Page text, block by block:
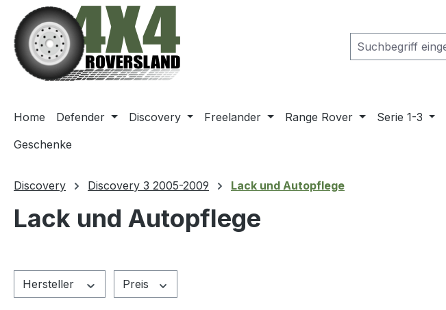
Hauptinhalt springen
Zur Suche springen
Zur Hauptnavigation springen
Home Defender Discovery Freelander Range Rover Serie 1-3
Geschenke
Discovery Discovery 3 2005-2009 Lack und Autopflege
Lack und Autopflege
Hersteller Preis